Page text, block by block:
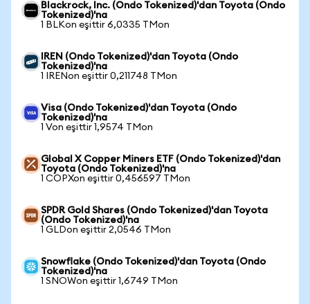
Blackrock, Inc. (Ondo Tokenized)'dan Toyota (Ondo
Tokenized)'na
1 BLKon eşittir 6,0335 TMon
IREN (Ondo Tokenized)'dan Toyota (Ondo
Tokenized)'na
1 IRENon eşittir 0,211748 TMon
Visa (Ondo Tokenized)'dan Toyota (Ondo
Tokenized)'na
1 Von eşittir 1,9574 TMon
Global X Copper Miners ETF (Ondo Tokenized)'dan
Toyota (Ondo Tokenized)'na
1 COPXon eşittir 0,456597 TMon
SPDR Gold Shares (Ondo Tokenized)'dan Toyota
(Ondo Tokenized)'na
1 GLDon eşittir 2,0546 TMon
Snowflake (Ondo Tokenized)'dan Toyota (Ondo
Tokenized)'na
1 SNOWon eşittir 1,6749 TMon